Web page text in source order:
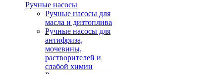
Ручные насосы
Ручные насосы для
масла и дизтоплива
Ручные насосы для
антифриза,
мочевины,
растворителей и
слабой химии